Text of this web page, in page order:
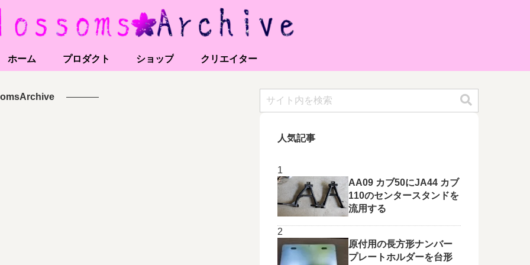
ホーム プロダクト ショップ クリエイター
人気記事
AA09 カブ50にJA44 カブ
110のセンタースタンドを
流用する
原付用の長方形ナンバー
プレートホルダーを台形